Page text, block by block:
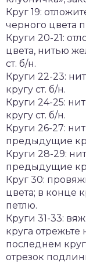
Круг 19:
черного цвета
Круги 20-21:
цвета, нитью
ст. б/н.
Круги 22-23:
кругу ст. б/н.
Круги 24-25:
кругу ст. б/н.
Круги 26-27:
предыдущие
Круги 28-29:
предыдущие
Круг 30:
цвета; в конце
петлю.
Круги 31-33:
круга отрежьте
последнем
отрезок